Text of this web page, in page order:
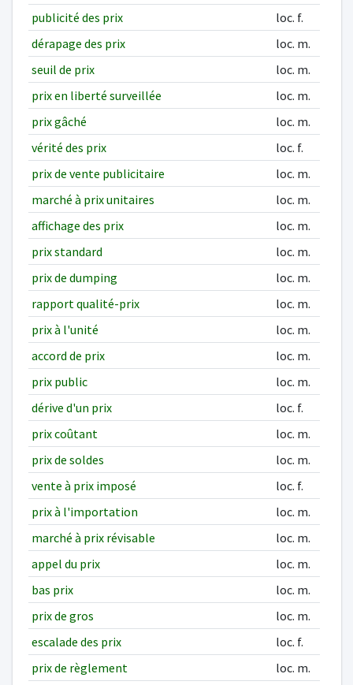
publicité des prix
loc. f.
dérapage des prix
loc. m.
seuil de prix
loc. m.
prix en liberté surveillée
loc. m.
prix gâché
loc. m.
vérité des prix
loc. f.
prix de vente publicitaire
loc. m.
marché à prix unitaires
loc. m.
affichage des prix
loc. m.
prix standard
loc. m.
prix de dumping
loc. m.
rapport qualité-prix
loc. m.
prix à l'unité
loc. m.
accord de prix
loc. m.
prix public
loc. m.
dérive d'un prix
loc. f.
prix coûtant
loc. m.
prix de soldes
loc. m.
vente à prix imposé
loc. f.
prix à l'importation
loc. m.
marché à prix révisable
loc. m.
appel du prix
loc. m.
bas prix
loc. m.
prix de gros
loc. m.
escalade des prix
loc. f.
prix de règlement
loc. m.